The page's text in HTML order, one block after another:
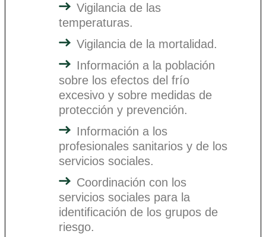
Vigilancia de las
temperaturas.
Vigilancia de la mortalidad.
Información a la población
sobre los efectos del frío
excesivo y sobre medidas de
protección y prevención.
Información a los
profesionales sanitarios y de los
servicios sociales.
Coordinación con los
servicios sociales para la
identificación de los grupos de
riesgo.